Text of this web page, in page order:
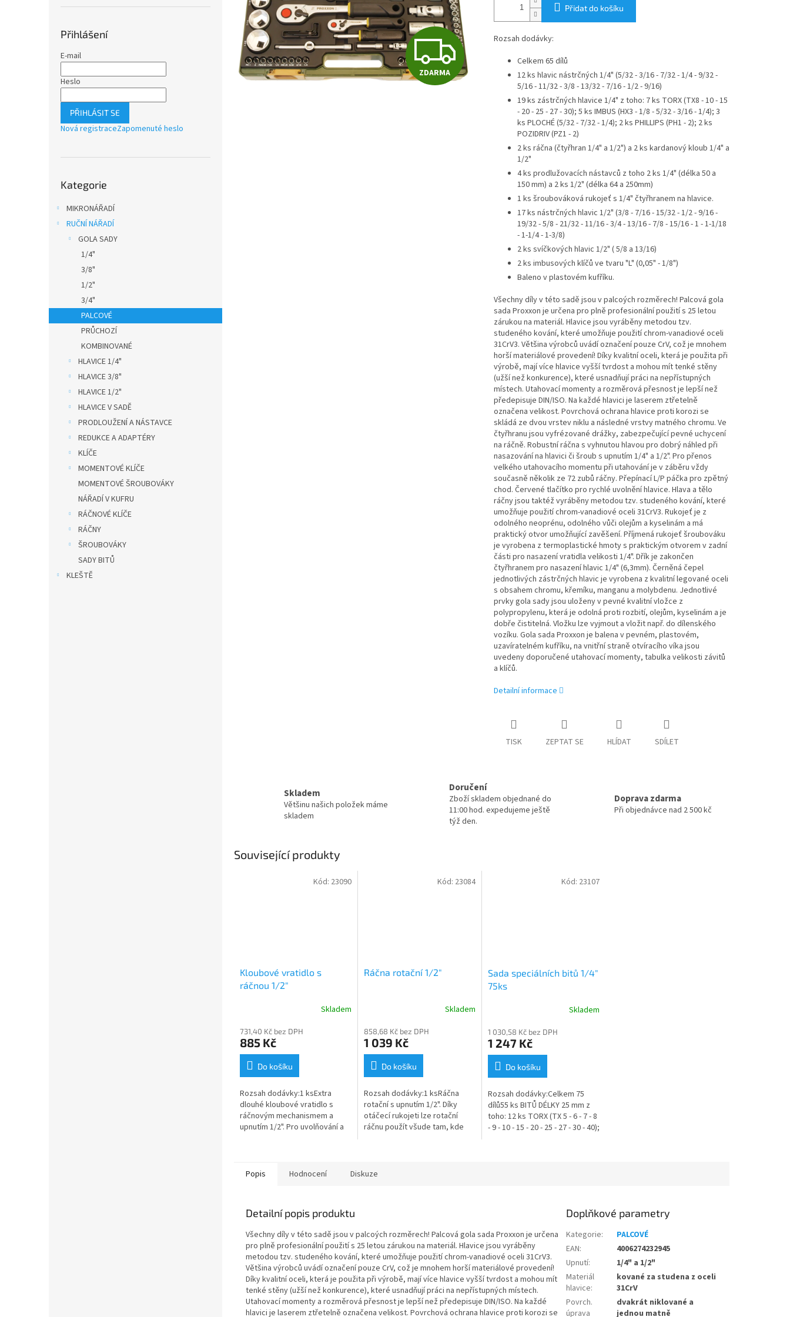
Přihlášení
E-mail
Heslo
PŘIHLÁSIT SE
Nová registraceZapomenuté heslo
kategorie
Kategorie
MIKRONÁŘADÍ
RUČNÍ NÁŘADÍ
GOLA SADY
1/4"
3/8"
1/2"
3/4"
PALCOVÉ
PRŮCHOZÍ
KOMBINOVANÉ
HLAVICE 1/4"
HLAVICE 3/8"
HLAVICE 1/2"
HLAVICE V SADĚ
PRODLOUŽENÍ A NÁSTAVCE
REDUKCE A ADAPTÉRY
KLÍČE
MOMENTOVÉ KLÍČE
MOMENTOVÉ ŠROUBOVÁKY
NÁŘADÍ V KUFRU
RÁČNOVÉ KLÍČE
RÁČNY
ŠROUBOVÁKY
SADY BITŮ
KLEŠTĚ
Z
D
ZDARMA
Přidat do košíku
Rozsah dodávky:
Celkem 65 dílů
12 ks hlavic nástrčných 1/4" (5/32 - 3/16 - 7/32 - 1/4 - 9/32 -
5/16 - 11/32 - 3/8 - 13/32 - 7/16 - 1/2 - 9/16)
19 ks zástrčných hlavice 1/4" z toho: 7 ks TORX (TX8 - 10 - 15
- 20 - 25 - 27 - 30); 5 ks IMBUS (HX3 - 1/8 - 5/32 - 3/16 - 1/4); 3
ks PLOCHÉ (5/32 - 7/32 - 1/4); 2 ks PHILLIPS (PH1 - 2); 2 ks
POZIDRIV (PZ1 - 2)
2 ks ráčna (čtyřhran 1/4" a 1/2") a 2 ks kardanový kloub 1/4" a
1/2"
4 ks prodlužovacích nástavců z toho 2 ks 1/4" (délka 50 a
150 mm) a 2 ks 1/2" (délka 64 a 250mm)
1 ks šroubováková rukojeť s 1/4" čtyřhranem na hlavice.
17 ks nástrčných hlavic 1/2" (3/8 - 7/16 - 15/32 - 1/2 - 9/16 -
19/32 - 5/8 - 21/32 - 11/16 - 3/4 - 13/16 - 7/8 - 15/16 - 1 - 1-1/18
- 1-1/4 - 1-3/8)
2 ks svíčkových hlavic 1/2" ( 5/8 a 13/16)
2 ks imbusových klíčů ve tvaru "L" (0,05" - 1/8")
Baleno v plastovém kufříku.
Všechny díly v této sadě jsou v palcoých rozměrech! Palcová gola
sada Proxxon je určena pro plně profesionální použití s 25 letou
zárukou na materiál. Hlavice jsou vyráběny metodou tzv.
studeného kování, které umožňuje použití chrom-vanadiové oceli
31CrV3. Většina výrobců uvádí označení pouze CrV, což je mnohem
horší materiálové provedení! Díky kvalitní oceli, která je použita při
výrobě, mají více hlavice vyšší tvrdost a mohou mít tenké stěny
(užší než konkurence), které usnadňují práci na nepřístupných
místech. Utahovací momenty a rozměrová přesnost je lepší než
předepisuje DIN/ISO. Na každé hlavici je laserem ztřetelně
označena velikost. Povrchová ochrana hlavice proti korozi se
skládá ze dvou vrstev niklu a následné vrstvy matného chromu. Ve
čtyřhranu jsou vyfrézované drážky, zabezpečující pevné uchycení
na ráčně. Robustní ráčna s vyhnutou hlavou pro dobrý náhled při
nasazování na hlavici či šroub s upnutím 1/4" a 1/2". Pro přenos
velkého utahovacího momentu při utahování je v záběru vždy
současně několik ze 72 zubů ráčny. Přepínací L/P páčka pro zpětný
chod. Červené tlačítko pro rychlé uvolnění hlavice. Hlava a tělo
ráčny jsou taktéž vyráběny metodou tzv. studeného kování, které
umožňuje použití chrom-vanadiové oceli 31CrV3. Rukojeť je z
odolného neoprénu, odolného vůči olejům a kyselinám a má
praktický otvor umožňující zavěšení. Příjmená rukojeť šroubováku
je vyrobena z termoplastické hmoty s praktickým otvorem v zadní
části pro nasazení vratidla velikosti 1/4". Dřík je zakončen
čtyřhranem pro nasazení hlavic 1/4" (6,3mm). Černěná čepel
jednotlivých zástrčných hlavic je vyrobena z kvalitní legované oceli
s obsahem chromu, křemíku, manganu a molybdenu. Jednotlivé
prvky gola sady jsou uloženy v pevné kvalitní vložce z
polypropylenu, která je odolná proti rozbití, olejům, kyselinám a je
dobře čistitelná. Vložku lze vyjmout a vložit např. do dílenského
vozíku. Gola sada Proxxon je balena v pevném, plastovém,
uzavíratelném kufříku, na vnitřní straně otvíracího víka jsou
uvedeny doporučené utahovací momenty, tabulka velikosti závitů
a klíčů.
Detailní informace
TISK ZEPTAT SE HLÍDAT SDÍLET
Skladem
Většinu našich položek máme
skladem
Doručení
Zboží skladem objednané do
11:00 hod. expedujeme ještě
týž den.
Doprava zdarma
Při objednávce nad 2 500 kč
Související produkty
Kloubové vratidlo s
ráčnou 1/2"
Skladem
731,40 Kč bez DPH
885 Kč
Do košíku
Rozsah dodávky:1 ksExtra
dlouhé kloubové vratidlo s
ráčnovým mechanismem a
upnutím 1/2". Pro uvolňování a
Kód: 23090
Ráčna rotační 1/2"
produktu
je
5,0
5
hvězdiček.
Skladem
858,68 Kč bez DPH
1 039 Kč
Do košíku
Rozsah dodávky:1 ksRáčna
rotační s upnutím 1/2". Díky
otáčecí rukojeti lze rotační
ráčnu použít všude tam, kde
Kód: 23084
Sada speciálních bitů 1/4"
75ks
Skladem
1 030,58 Kč bez DPH
1 247 Kč
Do košíku
Rozsah dodávky:Celkem 75
dílů55 ks BITŮ DÉLKY 25 mm z
toho: 12 ks TORX (TX 5 - 6 - 7 - 8
- 9 - 10 - 15 - 20 - 25 - 27 - 30 - 40);
Kód: 23107
Popis Hodnocení Diskuze
Detailní popis produktu
Všechny díly v této sadě jsou v palcoých rozměrech! Palcová gola sada Proxxon je určena
pro plně profesionální použití s 25 letou zárukou na materiál. Hlavice jsou vyráběny
metodou tzv. studeného kování, které umožňuje použití chrom-vanadiové oceli 31CrV3.
Většina výrobců uvádí označení pouze CrV, což je mnohem horší materiálové provedení!
Díky kvalitní oceli, která je použita při výrobě, mají více hlavice vyšší tvrdost a mohou mít
tenké stěny (užší než konkurence), které usnadňují práci na nepřístupných místech.
Utahovací momenty a rozměrová přesnost je lepší než předepisuje DIN/ISO. Na každé
hlavici je laserem ztřetelně označena velikost. Povrchová ochrana hlavice proti korozi se
Doplňkové parametry
Kategorie:
PALCOVÉ
EAN:
4006274232945
Upnutí:
1/4" a 1/2"
Materiál
hlavice:
kované za studena z oceli
31CrV
Povrch.
úprava
dvakrát niklované a
jednou matně